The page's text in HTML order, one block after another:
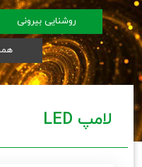
روشنایی بیرونی
لامپ LED